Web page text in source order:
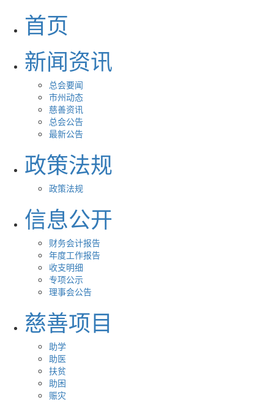
首页
新闻资讯
总会要闻
市州动态
慈善资讯
总会公告
最新公告
政策法规
政策法规
信息公开
财务会计报告
年度工作报告
收支明细
专项公示
理事会公告
慈善项目
助学
助医
扶贫
助困
赈灾